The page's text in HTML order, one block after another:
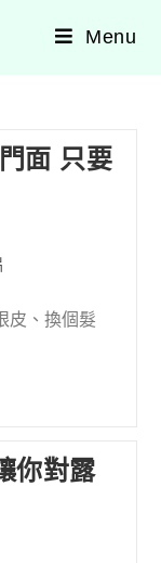
Menu
面 只要
皮、換個髮
你對露